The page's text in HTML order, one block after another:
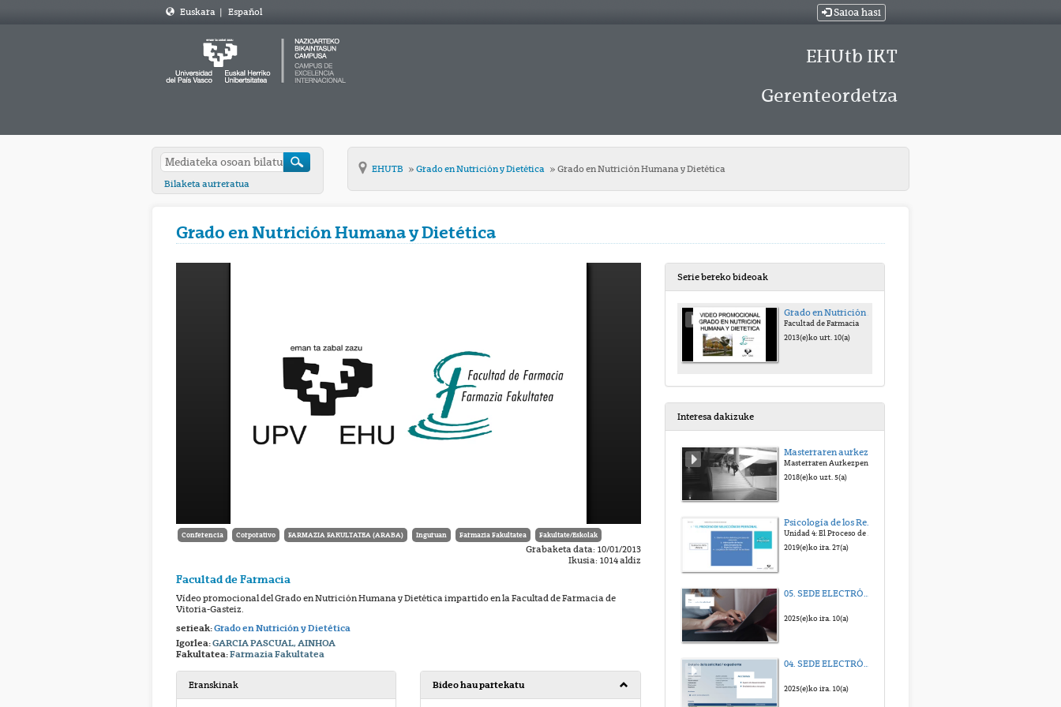
Euskara | Español Saioa hasi
EHUtb IKT
Gerenteordetza
Bilaketa aurreratua
EHUTB Grado en Nutrición y Dietética Grado en Nutrición Humana y Dietética
Grado en Nutrición Humana y Dietética
Conferencia Corporativo FARMAZIA FAKULTATEA (ARABA) Inguruan Farmazia Fakultatea Fakultate/Eskolak
Grabaketa data: 10/01/2013
Ikusia: 1014 aldiz
Facultad de Farmacia
Vídeo promocional del Grado en Nutrición Humana y Dietética impartido en la Facultad de Farmacia de
Vitoria-Gasteiz.
serieak:Grado en Nutrición y Dietética
Igorlea:GARCIA PASCUAL, AINHOA
Fakultatea:Farmazia Fakultatea
Eranskinak Bideo hau partekatu
Serie bereko bideoak
Grado en Nutrición Humana y Dietética
Facultad de Farmacia
2013(e)ko urt. 10(a)
Interesa dakizuke
Masterraren Aurkezpenaren Bideoa
2018(e)ko uzt. 5(a)
Psicología de los Recursos Humanos: Planificación, Selección y Promoción. Edurne Martínez
Unidad 4: El Proceso de Selección de Personal
2019(e)ko ira. 27(a)
2025(e)ko ira. 10(a)
04. SEDE ELECTRÓNICA - Mi Carpeta
2025(e)ko ira. 10(a)